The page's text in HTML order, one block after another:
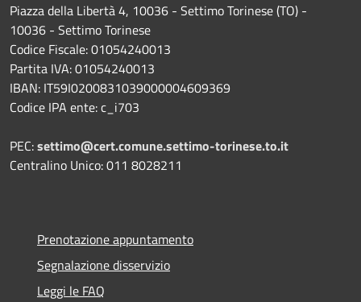
Piazza della Libertà 4, 10036 - Settimo Torinese (TO) -
10036 - Settimo Torinese
Codice Fiscale: 01054240013
Partita IVA: 01054240013
IBAN: IT59I0200831039000004609369
Codice IPA ente: c_i703
PEC:settimo@cert.comune.settimo-torinese.to.it
Centralino Unico: 011 8028211
Prenotazione appuntamento
Segnalazione disservizio
Leggi le FAQ